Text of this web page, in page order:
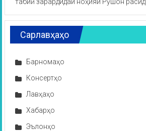
Сарлавҳаҳо
Барномаҳо
Консертҳо
Лавҳаҳо
Хабарҳо
Эълонҳо